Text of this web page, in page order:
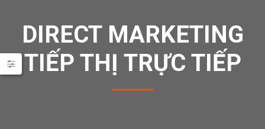
DIRECT MARKETING
TIẾP THỊ TRỰC TIẾP